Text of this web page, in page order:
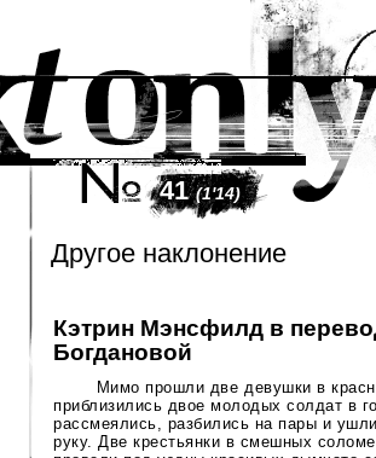
41(1'14)
Другое наклонение
Кэтрин Мэнсфилд в
Богдановой
Мимо прошли две девушки в
приблизились двое молодых солдат в
рассмеялись, разбились на пары и
руку. Две крестьянки в смешных